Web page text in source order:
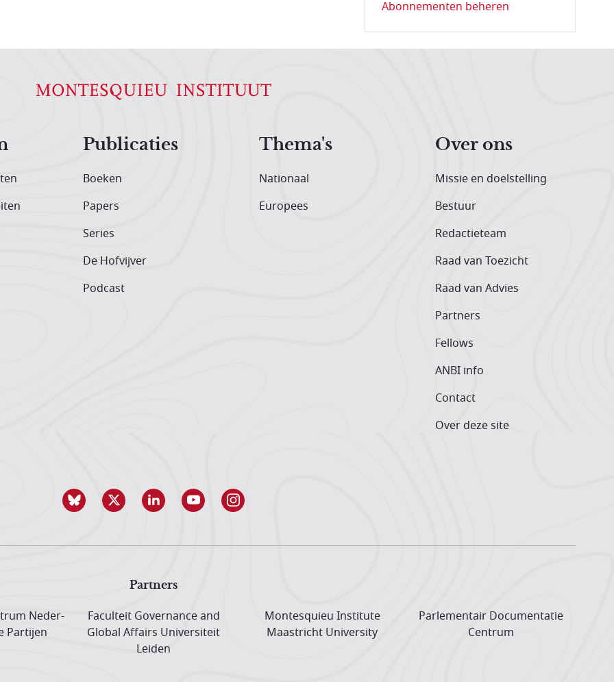
Abonnementen beheren
Publicaties
Boeken
Papers
Series
De Hofvijver
Podcast
Thema's
Nationaal
Europees
Over ons
Missie en doelstelling
Bestuur
Redactieteam
Raad van Toezicht
Raad van Advies
Partners
Fellows
ANBI info
Contact
Over deze site
Partners
Neder­
Partijen
Faculteit Governance and
Global Affairs Universiteit
Leiden
Montesquieu Institute
Maastricht University
Parlementair Documentatie
Centrum